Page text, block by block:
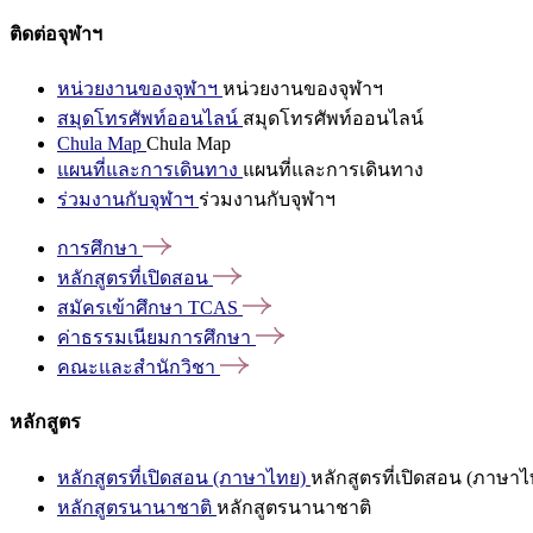
ติดต่อจุฬาฯ
หน่วยงานของจุฬาฯ หน่วยงานของจุฬาฯ
สมุดโทรศัพท์ออนไลน์ สมุดโทรศัพท์ออนไลน์
Chula Map Chula Map
แผนที่และการเดินทาง แผนที่และการเดินทาง
ร่วมงานกับจุฬาฯ ร่วมงานกับจุฬาฯ
การศึกษา
หลักสูตรที่เปิดสอน
สมัครเข้าศึกษา TCAS
ค่าธรรมเนียมการศึกษา
คณะและสำนักวิชา
หลักสูตร
หลักสูตรที่เปิดสอน (ภาษาไทย) หลักสูตรที่เปิดสอน (ภาษาไ
หลักสูตรนานาชาติ หลักสูตรนานาชาติ